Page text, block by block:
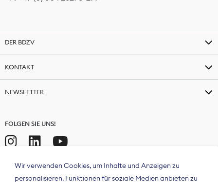
DER BDZV
KONTAKT
NEWSLETTER
FOLGEN SIE UNS!
Wir verwenden Cookies, um Inhalte und Anzeigen zu
personalisieren, Funktionen für soziale Medien anbieten zu